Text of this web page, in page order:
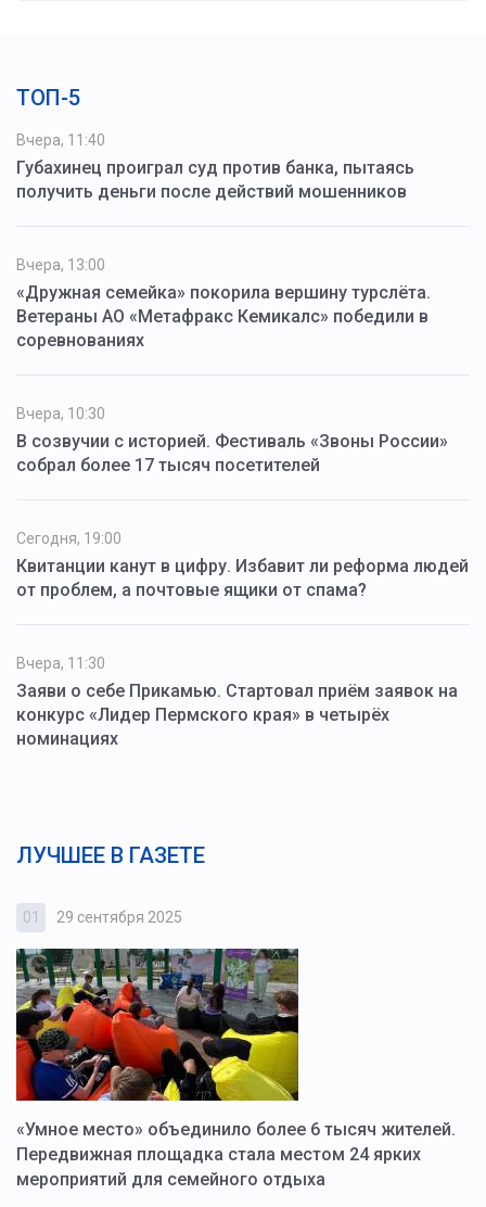
ТОП-5
Вчера, 11:40
Губахинец проиграл суд против банка, пытаясь
получить деньги после действий мошенников
Вчера, 13:00
«Дружная семейка» покорила вершину турслёта.
Ветераны АО «Метафракс Кемикалс» победили в
соревнованиях
Вчера, 10:30
В созвучии с историей. Фестиваль «Звоны России»
собрал более 17 тысяч посетителей
Сегодня, 19:00
Квитанции канут в цифру. Избавит ли реформа людей
от проблем, а почтовые ящики от спама?
Вчера, 11:30
Заяви о себе Прикамью. Стартовал приём заявок на
конкурс «Лидер Пермского края» в четырёх
номинациях
ЛУЧШЕЕ В ГАЗЕТЕ
01 29 сентября 2025
«Умное место» объединило более 6 тысяч жителей.
Передвижная площадка стала местом 24 ярких
мероприятий для семейного отдыха